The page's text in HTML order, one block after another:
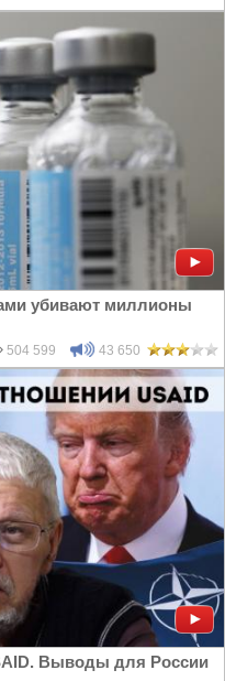
убивают миллионы
504 599 43 650
Выводы для России